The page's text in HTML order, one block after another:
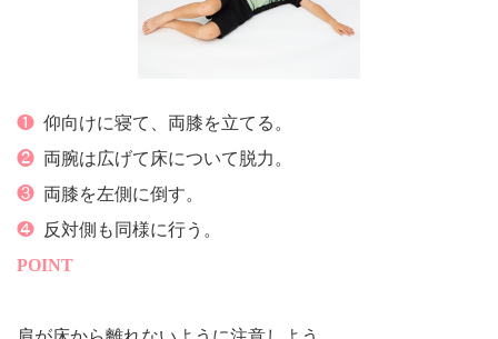
❶ 仰向けに寝て、両膝を立てる。
❷ 両腕は広げて床について脱力。
❸ 両膝を左側に倒す。
❹ 反対側も同様に行う。
POINT